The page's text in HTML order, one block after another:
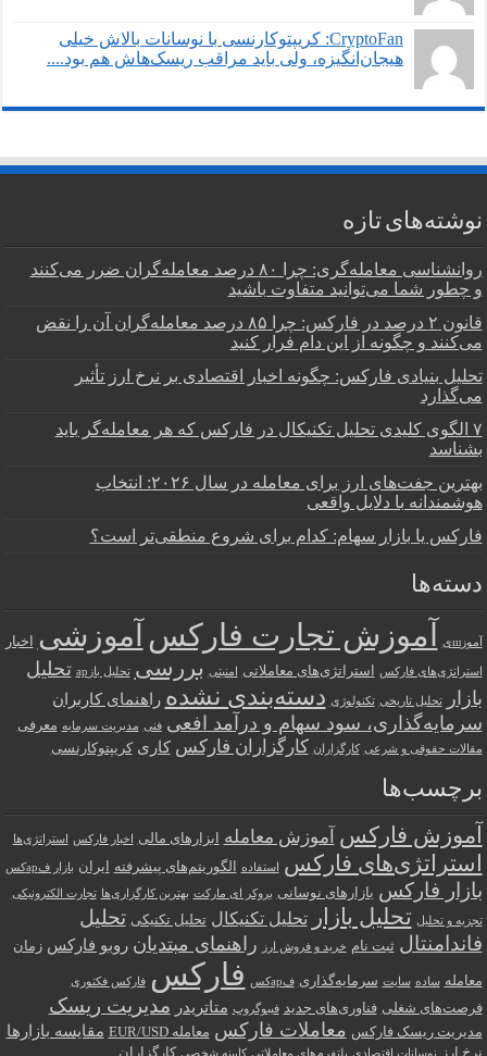
CryptoFan: کریپتوکارنسی با نوسانات بالاش خیلی
هیجان‌انگیزه، ولی باید مراقب ریسک‌هاش هم بود....
نوشته‌های تازه
روانشناسی معامله‌گری: چرا ۸۰ درصد معامله‌گران ضرر می‌کنند
و چطور شما می‌توانید متفاوت باشید
قانون ۲ درصد در فارکس: چرا ۸۵ درصد معامله‌گران آن را نقض
می‌کنند و چگونه از این دام فرار کنید
تحلیل بنیادی فارکس: چگونه اخبار اقتصادی بر نرخ ارز تأثیر
می‌گذارد
۷ الگوی کلیدی تحلیل تکنیکال در فارکس که هر معامله‌گر باید
بشناسد
بهترین جفت‌های ارز برای معامله در سال ۲۰۲۶: انتخاب
هوشمندانه با دلایل واقعی
فارکس یا بازار سهام: کدام برای شروع منطقی‌تر است؟
دسته‌ها
آموزшی آموزش تجارت فارکس آموزشی اخبار
استراتژی‌های فارکس استراتژی‌های معاملاتی امنیتی بررسی تحلیل بازар
تحلیل
بازار
تحلیل تاریخی تکنولوژی دسته‌بندی نشده راهنمای کاربران
سرمایه‌گذاری، سود سهام و درآمد افعی فنی مدیریت سرمایه معرفی
مقالات حقوقی و شرعی کارگزاران کارگزاران فارکس کاری کریپتوکارنسی
برچسب‌ها
آموزش فارکس آموزش معامله ابزارهای مالی اخبار فارکس استراتژی‌ها
استراتژی‌های فارکس استفاده الگوریتم‌های پیشرفته ایران بازار فарکس
بازار فارکس بازارهای نوسانی بروکر ای مارکت بهترین کارگزاری‌ها تجارت الکترونیکی
تجزیه و تحلیل تحلیل بازار تحلیل تکنیکال تحلیل تکنیکی تحلیل
فاندامنتال ثبت نام خرید و فروش ارز راهنمای مبتدیان روبو فارکس زمان
معامله ساده سایت سرمایه‌گذاری فарکس فارکس فارکس فکتوری
فرصت‌های شغلی فناوری‌های جدید فیبوگروپ متاتریدر مدیریت ریسک
مدیریت ریسک فارکس معاملات فارکس معامله EUR/USD مقایسه بازارها
نرخ ارز نوسانات اقتصادی پلتفرم‌های معاملاتی کابینه شخصی کارگزاران